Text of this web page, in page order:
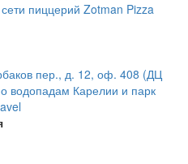
пиццерий Zotman Pizza
водопадам Карелии и парк